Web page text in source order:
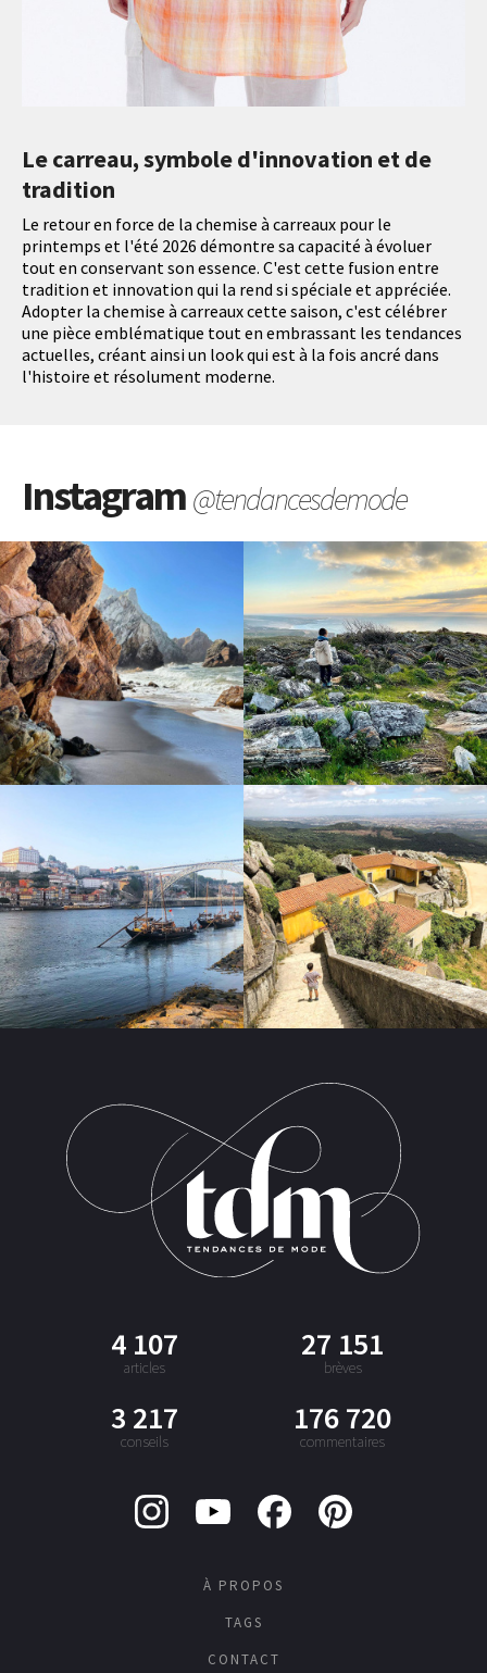
Le carreau, symbole d'innovation et de
tradition
Le retour en force de la chemise à carreaux pour le
printemps et l'été 2026 démontre sa capacité à évoluer
tout en conservant son essence. C'est cette fusion entre
tradition et innovation qui la rend si spéciale et appréciée.
Adopter la chemise à carreaux cette saison, c'est célébrer
une pièce emblématique tout en embrassant les tendances
actuelles, créant ainsi un look qui est à la fois ancré dans
l'histoire et résolument moderne.
Instagram@tendancesdemode
4 107
articles
27 151
brèves
3 217
conseils
176 720
commentaires
À PROPOS
TAGS
CONTACT